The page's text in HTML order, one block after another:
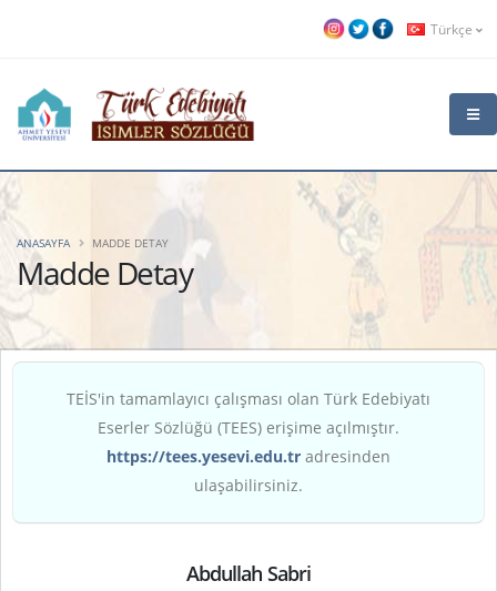
Türkçe
Madde Detay
ANASAYFA MADDE DETAY
TEİS'in tamamlayıcı çalışması olan Türk Edebiyatı
Eserler Sözlüğü (TEES) erişime açılmıştır.
https://tees.yesevi.edu.tr adresinden
ulaşabilirsiniz.
Abdullah Sabri